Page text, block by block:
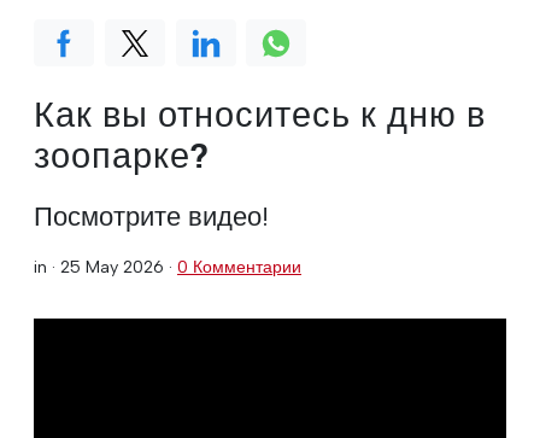
Как вы относитесь к дню в
зоопарке?
Посмотрите видео!
in · 25 May 2026 · 0 Комментарии